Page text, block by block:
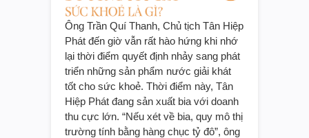
Ông Trần Quí Thanh, Chủ tịch Tân Hiệp
Phát đến giờ vẫn rất hào hứng khi nhớ
lại thời điểm quyết định nhảy sang phát
triển những sản phẩm nước giải khát
tốt cho sức khoẻ. Thời điểm này, Tân
Hiệp Phát đang sản xuất bia với doanh
thu cực lớn. “Nếu xét về bia, quy mô thị
trường tính bằng hàng chục tỷ đô”, ông